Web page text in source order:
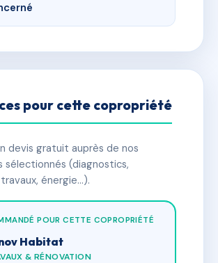
pour cette copropriété
devis gratuit auprès de nos
sélectionnés (diagnostics,
énergie…).
POUR CETTE COPROPRIÉTÉ
Habitat
& RÉNOVATION